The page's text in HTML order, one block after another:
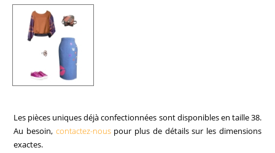
Les pièces uniques déjà confectionnées sont disponibles en taille 38.
Au besoin, contactez-nouspour plus de détails sur les dimensions
exactes.